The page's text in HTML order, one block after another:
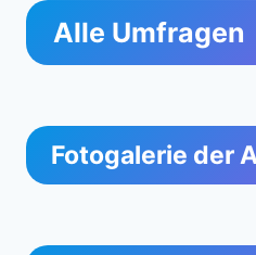
Alle Umfragen
Fotogalerie der